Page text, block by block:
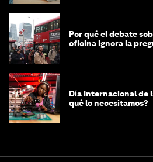
Por qué el debate
oficina ignora la
Día Internacional de
qué lo necesitamos?